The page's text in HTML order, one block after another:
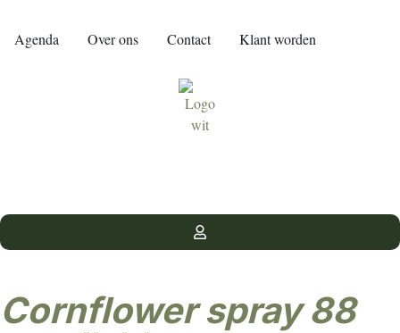
Agenda Over ons Contact Klant worden
cornflower spray 88